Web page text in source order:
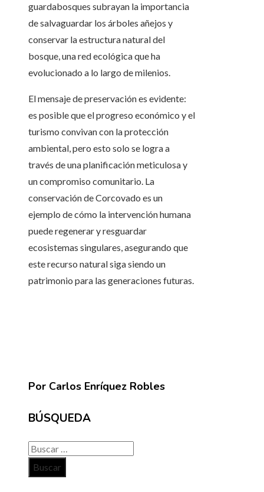
guardabosques subrayan la importancia
de salvaguardar los árboles añejos y
conservar la estructura natural del
bosque, una red ecológica que ha
evolucionado a lo largo de milenios.
El mensaje de preservación es evidente:
es posible que el progreso económico y el
turismo convivan con la protección
ambiental, pero esto solo se logra a
través de una planificación meticulosa y
un compromiso comunitario. La
conservación de Corcovado es un
ejemplo de cómo la intervención humana
puede regenerar y resguardar
ecosistemas singulares, asegurando que
este recurso natural siga siendo un
patrimonio para las generaciones futuras.
Por Carlos Enríquez Robles
BÚSQUEDA
Buscar: